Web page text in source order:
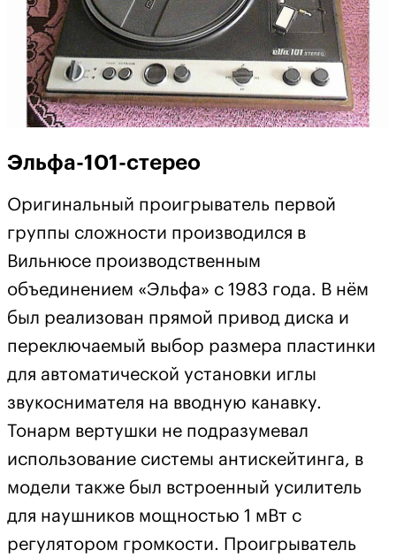
Эльфа-101-стерео
Оригинальный проигрыватель первой
группы сложности производился в
Вильнюсе производственным
объединением «Эльфа» с 1983 года. В нём
был реализован прямой привод диска и
переключаемый выбор размера пластинки
для автоматической установки иглы
звукоснимателя на вводную канавку.
Тонарм вертушки не подразумевал
использование системы антискейтинга, в
модели также был встроенный усилитель
для наушников мощностью 1 мВт с
регулятором громкости. Проигрыватель